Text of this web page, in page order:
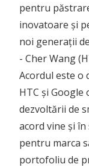
pentru
inovatoare și
noi generații
- Cher Wang
Acordul este o
HTC și Google
dezvoltării de
acord vine și
pentru marca
portofoliu de